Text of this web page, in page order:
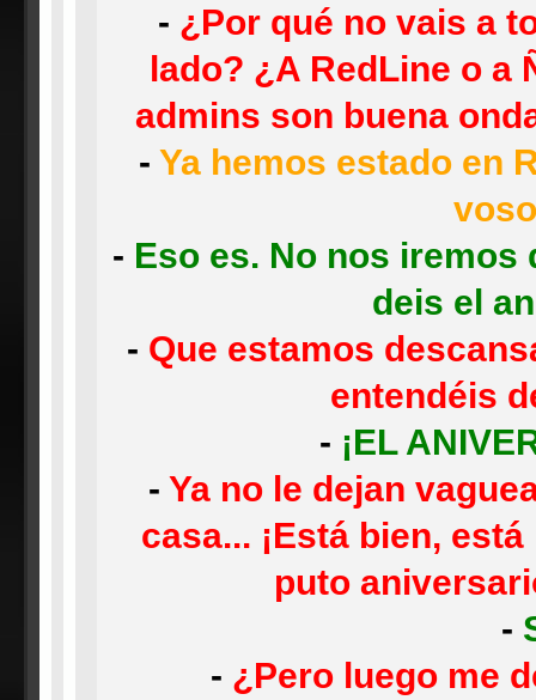
- ¿Por qué no vais a
lado? ¿A RedLine o a
admins son buena
- Ya hemos estado en
- Eso es. No nos iremos
deis el
- Que estamos
entendéis
- ¡EL
- Ya no le dejan
casa... ¡Está bien,
puto
-
- ¿Pero luego me